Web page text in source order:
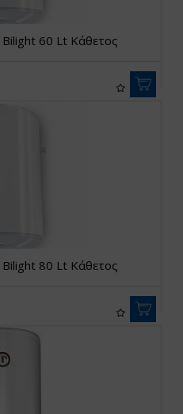
60 Lt Κάθετος
80 Lt Κάθετος